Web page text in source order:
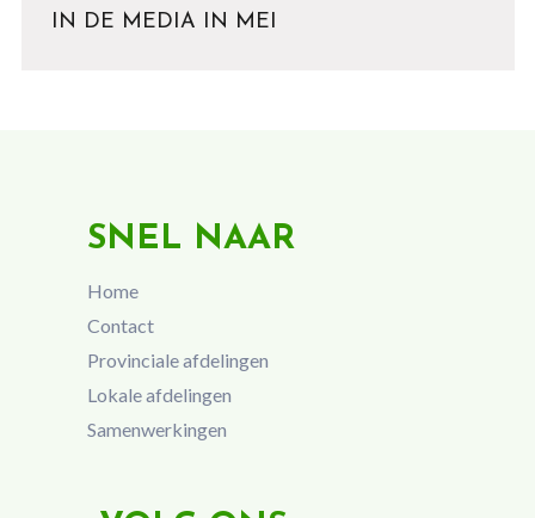
IN DE MEDIA IN MEI
SNEL NAAR
Home
Contact
Provinciale afdelingen
Lokale afdelingen
Samenwerkingen